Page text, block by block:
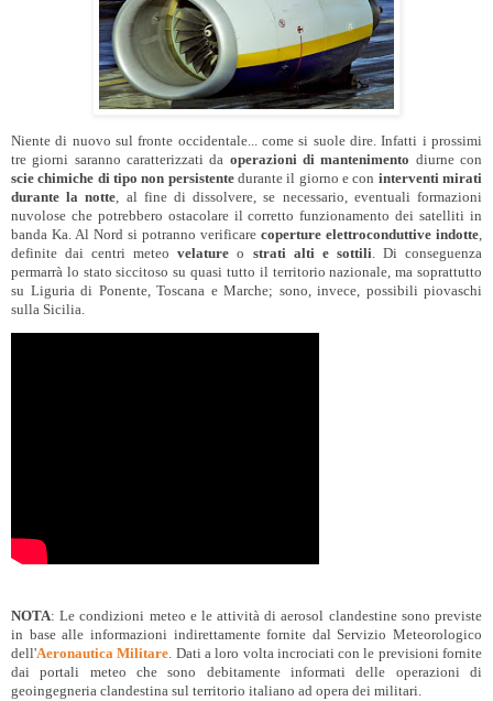
Niente di nuovo sul fronte occidentale... come si suole dire. Infatti i prossimi
tre giorni saranno caratterizzati da operazioni di mantenimento diurne con
scie chimiche di tipo non persistentedurante il giorno e con interventi mirati
durante la notte , al fine di dissolvere, se necessario, eventuali formazioni
nuvolose che potrebbero ostacolare il corretto funzionamento dei satelliti in
banda Ka. Al Nord si potranno verificare coperture elettroconduttive indotte
definite dai centri meteovelatureo strati alti e sottili . Di conseguenza
permarrà lo stato siccitoso su quasi tutto il territorio nazionale, ma soprattutto
su Liguria di Ponente, Toscana e Marche; sono, invece, possibili piovaschi
sulla Sicilia.
NOTA: Le condizioni meteo e le attività di aerosol clandestine sono previste
in base alle informazioni indirettamente fornite dal Servizio Meteorologico
dell'Aeronautica Militare. Dati a loro volta incrociati con le previsioni fornite
dai portali meteo che sono debitamente informati delle operazioni di
geoingegneria clandestina sul territorio italiano ad opera dei militari.